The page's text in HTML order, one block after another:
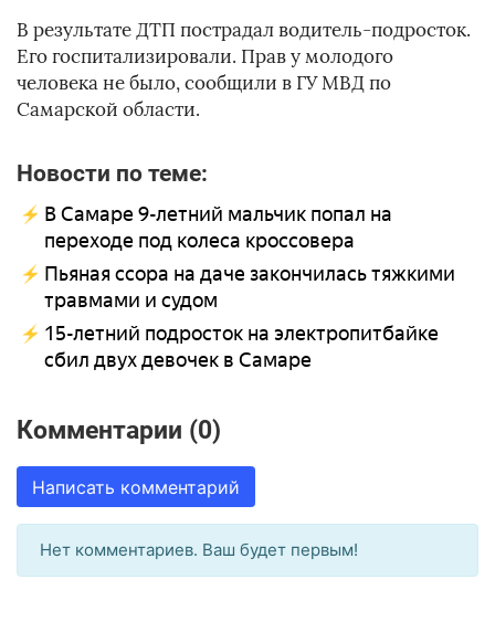
В результате ДТП пострадал водитель-подросток.
Его госпитализировали. Прав у молодого
человека не было, сообщили в ГУ МВД по
Самарской области.
Новости по теме:
В Самаре 9-летний мальчик попал на
переходе под колеса кроссовера
Пьяная ссора на даче закончилась тяжкими
травмами и судом
15-летний подросток на электропитбайке
сбил двух девочек в Самаре
Комментарии (0)
Написать комментарий
Нет комментариев. Ваш будет первым!